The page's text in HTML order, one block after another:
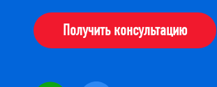
Получить консультацию